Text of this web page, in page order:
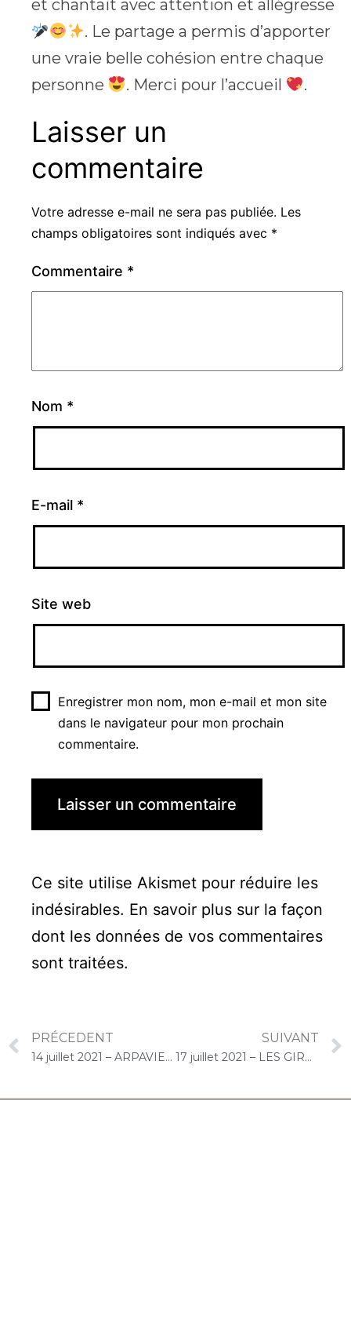
et chantait avec attention et allégresse
. Le partage a permis d’apporter
une vraie belle cohésion entre chaque
personne
. Merci pour l’accueil .
Laisser un
commentaire
Votre adresse e-mail ne sera pas publiée. Les
champs obligatoires sont indiqués avec *
Commentaire *
Nom *
E-mail *
Site web
Enregistrer mon nom, mon e-mail et mon site
dans le navigateur pour mon prochain
commentaire.
Ce site utilise Akismet pour réduire les
indésirables. En savoir plus sur la façon
dont les données de vos commentaires
sont traitées.
PRÉCEDENT
14 juillet 2021 – ARPAVIE Gabriel Fontaine (Morangis) : Concert « Duo Cello/Piano »
SUIVANT
17 juillet 2021 – LES GIRANDIERES (Massy) : Concert « Cello Solo »